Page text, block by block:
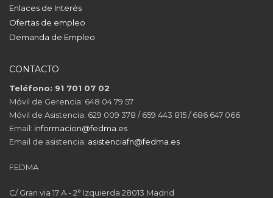
Enlaces de Interés
Ofertas de empleo
Demanda de Empleo
CONTACTO
Teléfono: 91 701 07 02
Móvil de Gerencia: 648 04 79 57
Móvil de Asistencia: 629 009 378 / 659 443 815 / 686 647 066
Email: informacion@fedma.es
Email de asistencia: asistenciafn@fedma.es
FEDMA
C/ Gran via 17 A - 2° Izquierda 28013 Madrid